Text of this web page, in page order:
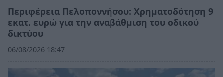
Περιφέρεια Πελοποννήσου: Χρηματοδότηση 9
εκατ. ευρώ για την αναβάθμιση του οδικού
δικτύου
06/08/2026 18:47